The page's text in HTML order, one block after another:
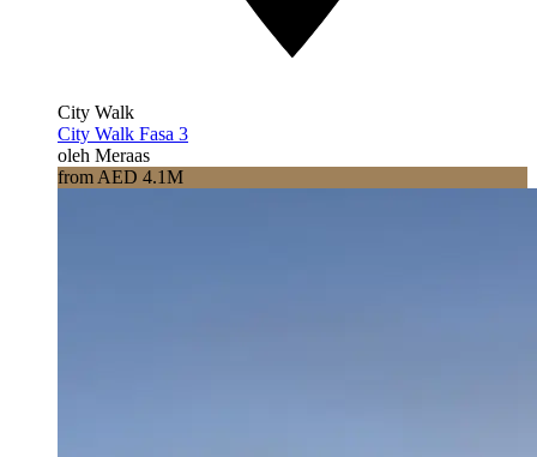
City Walk
City Walk Fasa 3
oleh Meraas
from AED 4.1M